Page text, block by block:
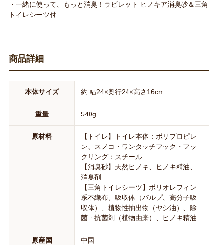
・一緒に使って、もっと消臭！ラビレット ヒノキア消臭砂＆三角
トイレシーツ付
商品詳細
本体サイズ 約 幅24×奥行24×高さ16cm
重量 540g
原材料
【トイレ】トイレ本体：ポリプロピレ
ン、スノコ・ワンタッチフック・フッ
クリング：スチール
【消臭砂】天然ヒノキ、ヒノキ精油、
消臭剤
【三角トイレシーツ】ポリオレフィン
系不織布、吸収体（パルプ、高分子吸
収体）、植物性抽出物（ヤシ油）、除
菌・抗菌剤（植物由来）、ヒノキ精油
原産国 中国